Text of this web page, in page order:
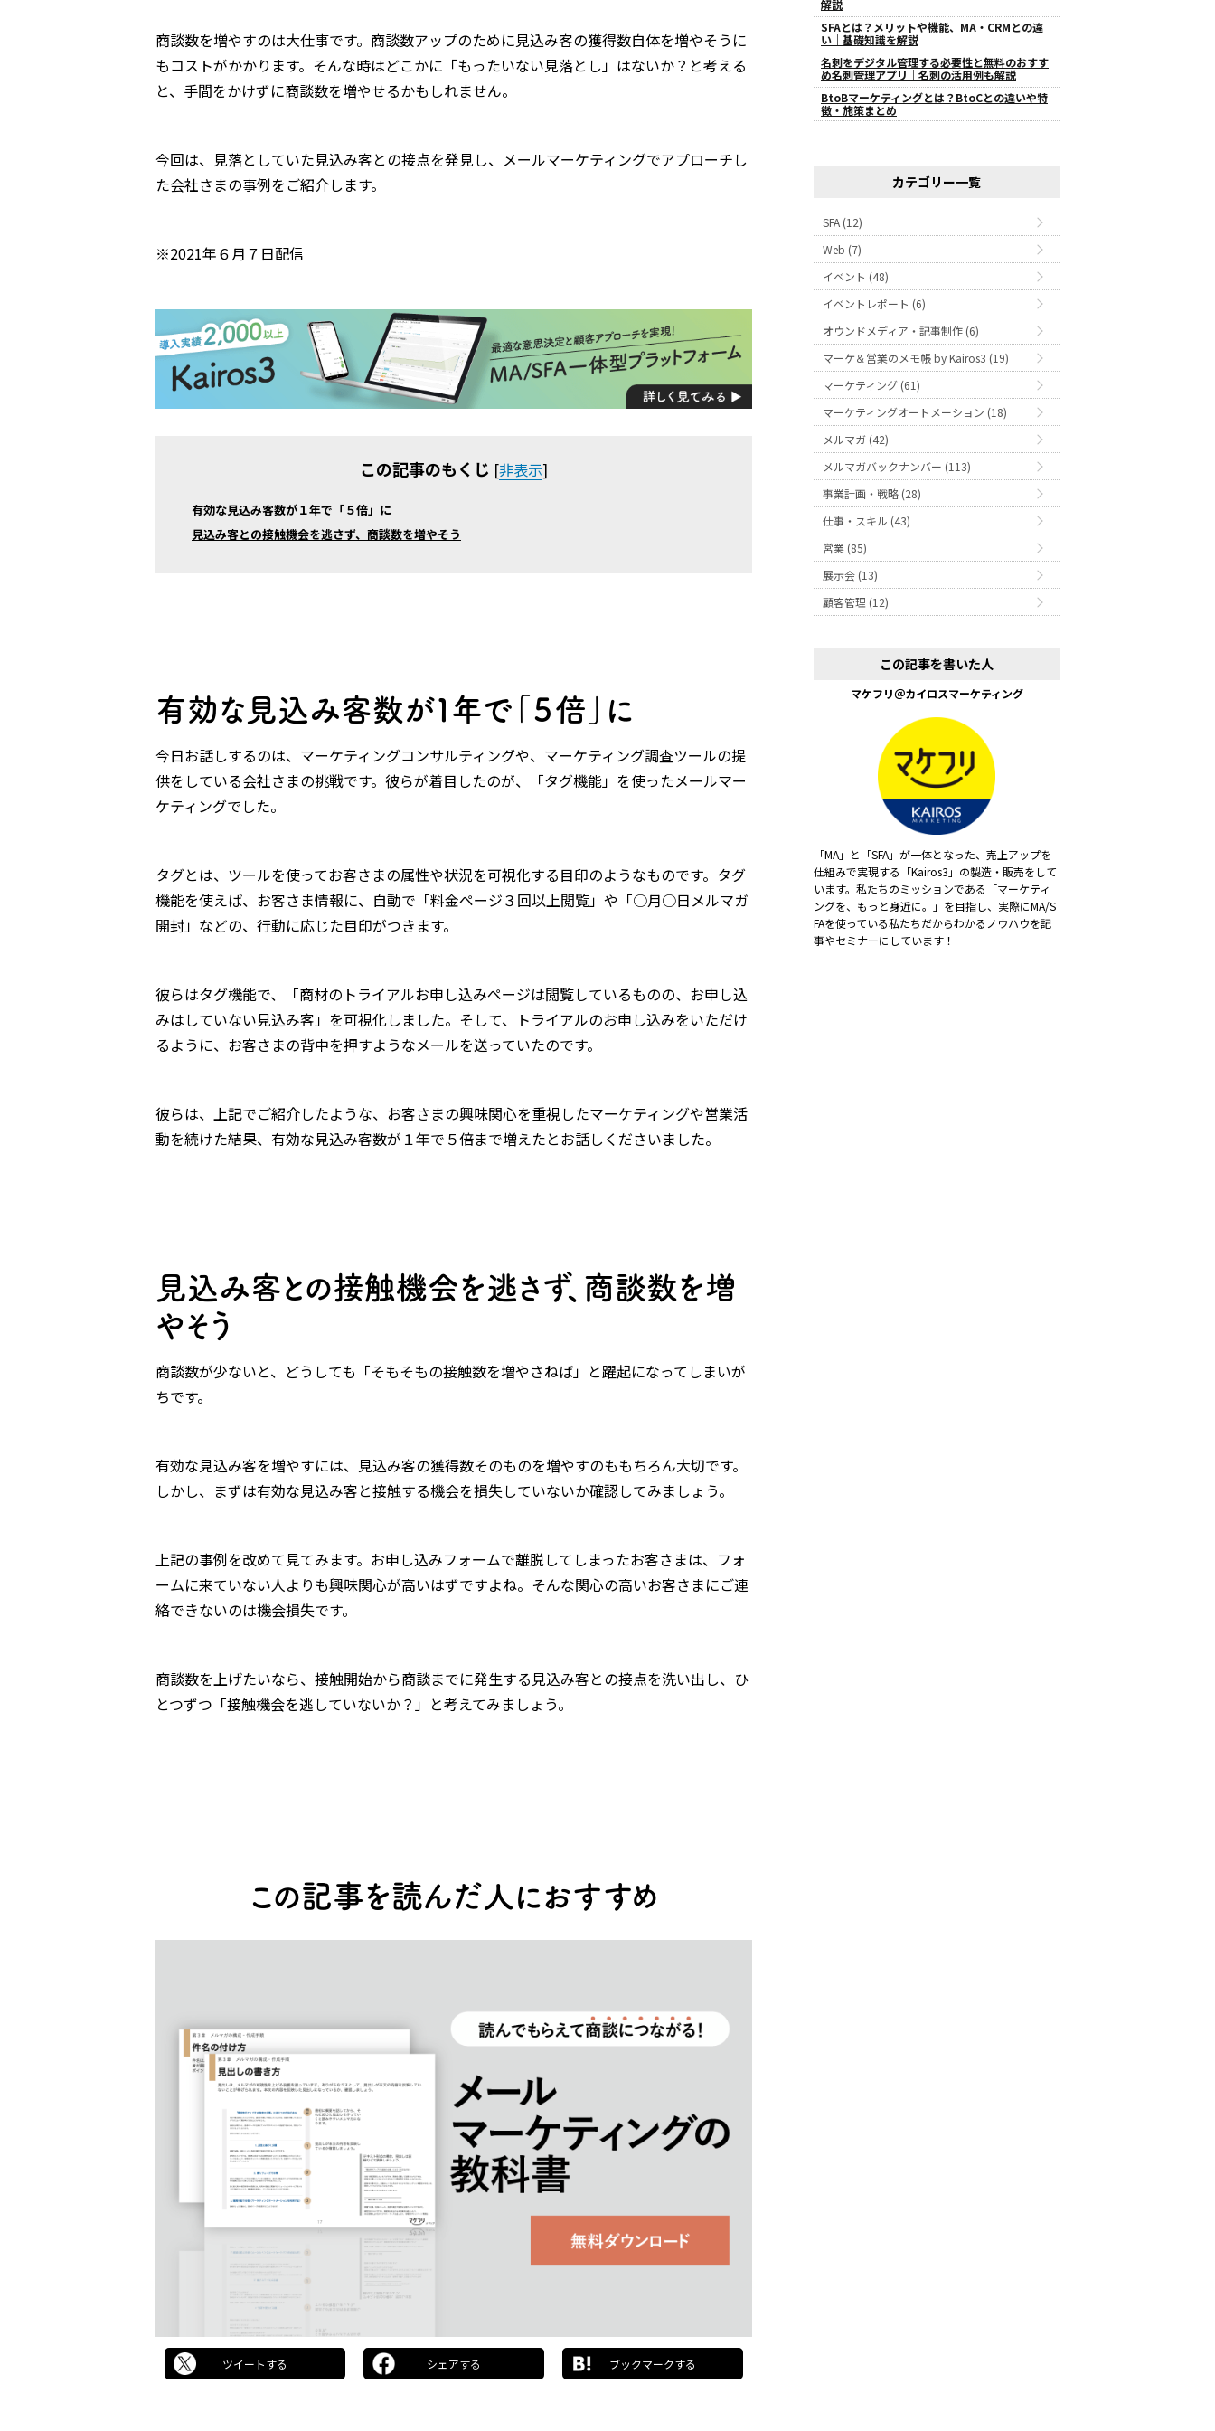
商談数を増やすのは大仕事です。商談数アップのために見込み客の獲得数自体を増やそうに
もコストがかかります。そんな時はどこかに「もったいない見落とし」はないか？と考える
と、手間をかけずに商談数を増やせるかもしれません。
今回は、見落としていた見込み客との接点を発見し、メールマーケティングでアプローチし
た会社さまの事例をご紹介します。
※2021年６月７日配信
この記事のもくじ [非表示]
有効な見込み客数が１年で「５倍」に
見込み客との接触機会を逃さず、商談数を増やそう
有効な見込み客数が１年で「５倍」に
今日お話しするのは、マーケティングコンサルティングや、マーケティング調査ツールの提
供をしている会社さまの挑戦です。彼らが着目したのが、「タグ機能」を使ったメールマー
ケティングでした。
タグとは、ツールを使ってお客さまの属性や状況を可視化する目印のようなものです。タグ
機能を使えば、お客さま情報に、自動で「料金ページ３回以上閲覧」や「○月○日メルマガ
開封」などの、行動に応じた目印がつきます。
彼らはタグ機能で、「商材のトライアルお申し込みページは閲覧しているものの、お申し込
みはしていない見込み客」を可視化しました。そして、トライアルのお申し込みをいただけ
るように、お客さまの背中を押すようなメールを送っていたのです。
彼らは、上記でご紹介したような、お客さまの興味関心を重視したマーケティングや営業活
動を続けた結果、有効な見込み客数が１年で５倍まで増えたとお話しくださいました。
見込み客との接触機会を逃さず、商談数を増
やそう
商談数が少ないと、どうしても「そもそもの接触数を増やさねば」と躍起になってしまいが
ちです。
有効な見込み客を増やすには、見込み客の獲得数そのものを増やすのももちろん大切です。
しかし、まずは有効な見込み客と接触する機会を損失していないか確認してみましょう。
上記の事例を改めて見てみます。お申し込みフォームで離脱してしまったお客さまは、フォ
ームに来ていない人よりも興味関心が高いはずですよね。そんな関心の高いお客さまにご連
絡できないのは機会損失です。
商談数を上げたいなら、接触開始から商談までに発生する見込み客との接点を洗い出し、ひ
とつずつ「接触機会を逃していないか？」と考えてみましょう。
この記事を読んだ人におすすめ
ツイートする シェアする ブックマークする
解説
SFAとは？メリットや機能、MA・CRMとの違
い｜基礎知識を解説
名刺をデジタル管理する必要性と無料のおすす
め名刺管理アプリ｜名刺の活用例も解説
BtoBマーケティングとは？BtoCとの違いや特
徴・施策まとめ
カテゴリー一覧
SFA (12)
Web (7)
イベント (48)
イベントレポート (6)
オウンドメディア・記事制作 (6)
マーケ＆営業のメモ帳 by Kairos3 (19)
マーケティング (61)
マーケティングオートメーション (18)
メルマガ (42)
メルマガバックナンバー (113)
事業計画・戦略 (28)
仕事・スキル (43)
営業 (85)
展示会 (13)
顧客管理 (12)
この記事を書いた人
マケフリ＠カイロスマーケティング
「MA」と「SFA」が一体となった、売上アップを
仕組みで実現する「Kairos3」の製造・販売をして
います。私たちのミッションである「マーケティ
ングを、もっと身近に。」を目指し、実際にMA/S
FAを使っている私たちだからわかるノウハウを記
事やセミナーにしています！